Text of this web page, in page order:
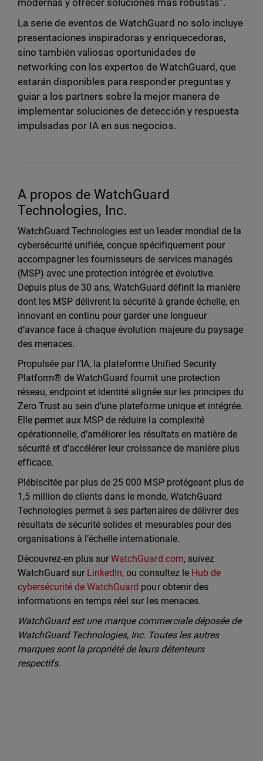
modernas y ofrecer soluciones más robustas”.
La serie de eventos de WatchGuard no solo incluye
presentaciones inspiradoras y enriquecedoras,
sino también valiosas oportunidades de
networking con los expertos de WatchGuard, que
estarán disponibles para responder preguntas y
guiar a los partners sobre la mejor manera de
implementar soluciones de detección y respuesta
impulsadas por IA en sus negocios.
A propos de WatchGuard
Technologies, Inc.
WatchGuard Technologies est un leader mondial de la
cybersécurité unifiée, conçue spécifiquement pour
accompagner les fournisseurs de services managés
(MSP) avec une protection intégrée et évolutive.
Depuis plus de 30 ans, WatchGuard définit la manière
dont les MSP délivrent la sécurité à grande échelle, en
innovant en continu pour garder une longueur
d’avance face à chaque évolution majeure du paysage
des menaces.
Propulsée par l’IA, la plateforme Unified Security
Platform® de WatchGuard fournit une protection
réseau, endpoint et identité alignée sur les principes du
Zero Trust au sein d’une plateforme unique et intégrée.
Elle permet aux MSP de réduire la complexité
opérationnelle, d’améliorer les résultats en matière de
sécurité et d’accélérer leur croissance de manière plus
efficace.
Plébiscitée par plus de 25 000 MSP protégeant plus de
1,5 million de clients dans le monde, WatchGuard
Technologies permet à ses partenaires de délivrer des
résultats de sécurité solides et mesurables pour des
organisations à l’échelle internationale.
Découvrez-en plus surWatchGuard.com, suivez
WatchGuard sur LinkedIn, ou consultez le Hub de
cybersécurité de WatchGuard pour obtenir des
informations en temps réel sur les menaces.
WatchGuard est une marque commerciale déposée de
WatchGuard Technologies, Inc. Toutes les autres
marques sont la propriété de leurs détenteurs
respectifs.